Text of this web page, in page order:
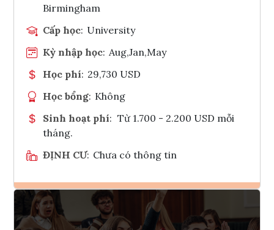
Birmingham
Cấp học: University
Kỳ nhập học: Aug,Jan,May
Học phí: 29,730 USD
Học bổng: Không
Sinh hoạt phí: Từ 1.700 - 2.200 USD mỗi
tháng.
ĐỊNH CƯ: Chưa có thông tin
Ghi danh